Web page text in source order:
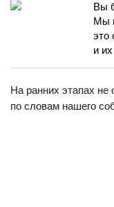
Вы
Мы
это
и
На ранних этапах не
по словам нашего